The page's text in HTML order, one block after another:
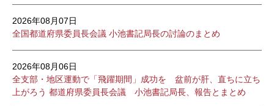
2026年08月07日
全国都道府県委員長会議 小池書記局長の討論のまとめ
2026年08月06日
全支部・地区運動で「飛躍期間」成功を 盆前が肝、直ちに立ち
上がろう 都道府県委員長会議 小池書記局長、報告とまとめ